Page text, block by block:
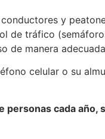
y
de tráfico
de manera
celular o su
cada año,